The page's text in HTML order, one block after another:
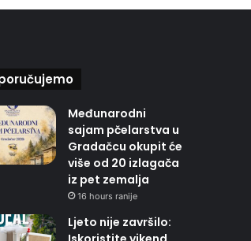
Međunarodni
sajam pčelarstva u
Gradačcu okupit će
više od 20 izlagača
iz pet zemalja
16 hours ranije
Ljeto nije završilo: